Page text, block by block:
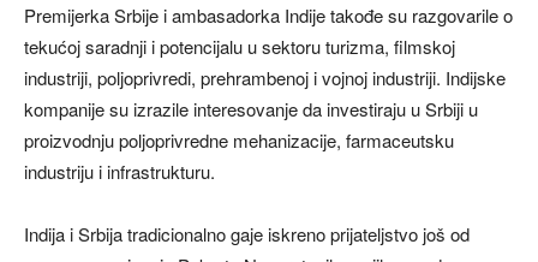
Premijerka Srbije i ambasadorka Indije takođe su razgovarile o
tekućoj saradnji i potencijalu u sektoru turizma, filmskoj
industriji, poljoprivredi, prehrambenoj i vojnoj industriji. Indijske
kompanije su izrazile interesovanje da investiraju u Srbiji u
proizvodnju poljoprivredne mehanizacije, farmaceutsku
industriju i infrastrukturu.
Indija i Srbija tradicionalno gaje iskreno prijateljstvo još od